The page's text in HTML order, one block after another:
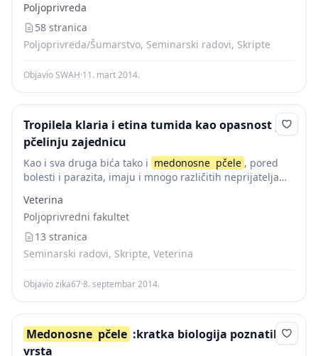
a zatim spajaju u jedan...
Poljoprivreda
58 stranica
Poljoprivreda/Šumarstvo, Seminarski radovi, Skripte
Objavio SWAH·11. mart 2014.
Tropilela klaria i etina tumida kao opasnost po
pčelinju zajednicu
Kao i sva druga bića tako i medonosne pčele , pored
bolesti i parazita, imaju i mnogo različitih neprijatelja
događa...
Veterina
Poljoprivredni fakultet
13 stranica
Seminarski radovi, Skripte, Veterina
Objavio zika67·8. septembar 2014.
Medonosne pčele :kratka biologija poznatih
vrsta